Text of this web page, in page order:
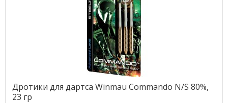
Дротики для дартса Winmau Commando N/S 80%,
23 гр